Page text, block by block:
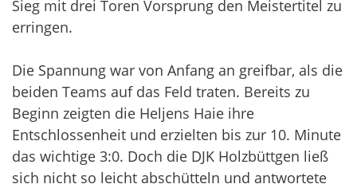
Sieg mit drei Toren Vorsprung den Meistertitel zu
erringen.
Die Spannung war von Anfang an greifbar, als die
beiden Teams auf das Feld traten. Bereits zu
Beginn zeigten die Heljens Haie ihre
Entschlossenheit und erzielten bis zur 10. Minute
das wichtige 3:0. Doch die DJK Holzbüttgen ließ
sich nicht so leicht abschütteln und antwortete